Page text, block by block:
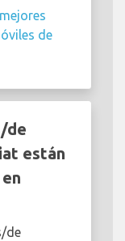
mejores
de
de
están
de